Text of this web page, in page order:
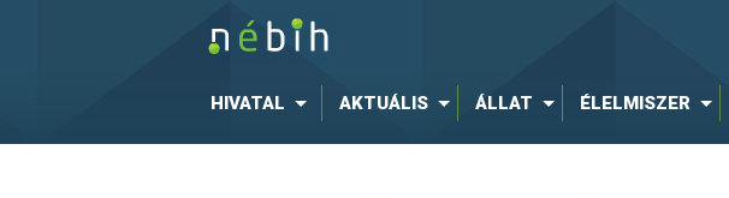
HIVATAL AKTUÁLIS ÁLLAT ÉLELMISZER